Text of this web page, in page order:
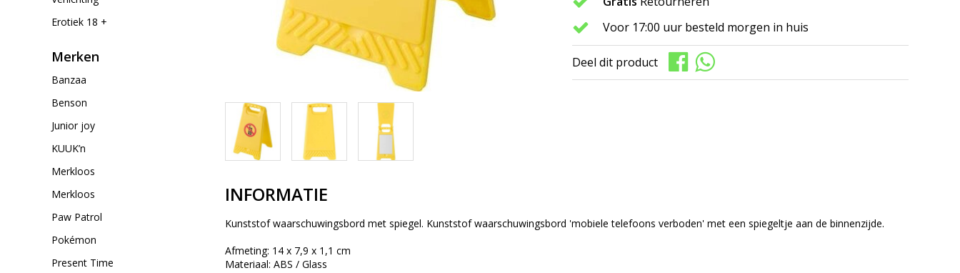
Erotiek 18 +
Merken
Banzaa
Benson
Junior joy
KUUK’n
Merkloos
Merkloos
Paw Patrol
Pokémon
Present Time
Voor 17:00 uur besteld morgen in huis
Deel dit product
INFORMATIE
Kunststof waarschuwingsbord met spiegel. Kunststof waarschuwingsbord 'mobiele telefoons verboden' met een spiegeltje aan de binnenzijde.
Afmeting: 14 x 7,9 x 1,1 cm
Materiaal: ABS / Glass